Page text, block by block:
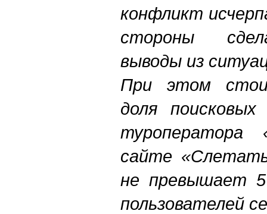
конфликт
стороны
выводы из
При этом
доля
сайте
не превышает
пользователей